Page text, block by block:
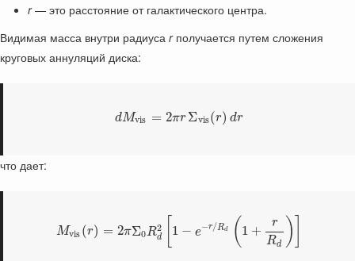
r— это расстояние от галактического центра.
Видимая масса внутри радиуса rполучается путем сложения
круговых аннуляций диска:
dMvis = 2πr Σvis(r) dr
что дает:
Mvis (r) = 2πΣ0R2
d 1 − e−r/Rd ( 1 +
r
Rd )